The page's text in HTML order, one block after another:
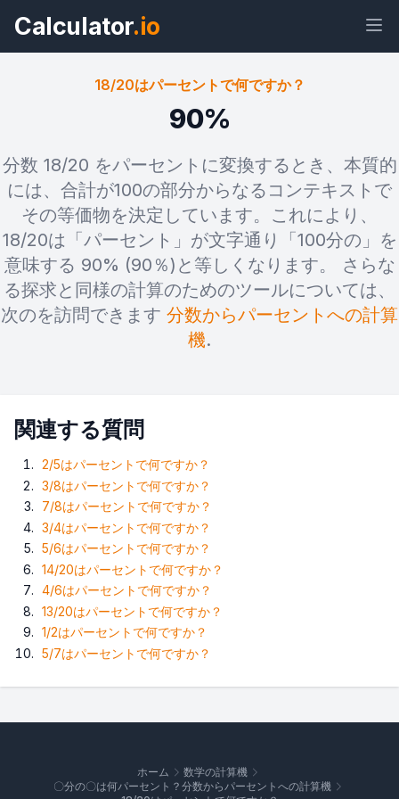
Calculator.io
ット
ク
ト
プレビュー 18/20はパーセントで何で
すか？ ウィジェット
18/20はパーセントで何ですか？
90%
分数 18/20 をパーセントに変換するとき、本質的
には、合計が100の部分からなるコンテキストで
その等価物を決定しています。これにより、
18/20は「パーセント」が文字通り「100分の」を
意味する 90% (90％)と等しくなります。 さらな
る探求と同様の計算のためのツールについては、
次のを訪問できます 分数からパーセントへの計算
機.
関連する質問
2/5はパーセントで何ですか？
3/8はパーセントで何ですか？
7/8はパーセントで何ですか？
3/4はパーセントで何ですか？
5/6はパーセントで何ですか？
14/20はパーセントで何ですか？
4/6はパーセントで何ですか？
13/20はパーセントで何ですか？
1/2はパーセントで何ですか？
5/7はパーセントで何ですか？
ホーム
数学の計算機
〇分の〇は何パーセント？分数からパーセントへの計算機